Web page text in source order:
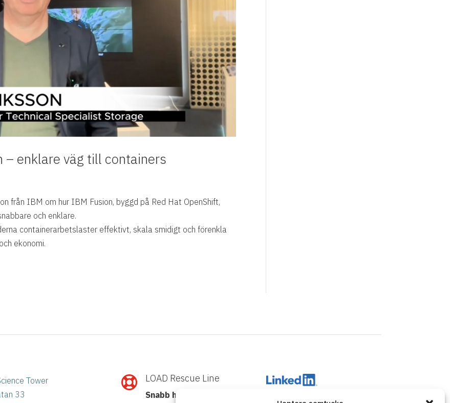
– enklare väg till containers
från IBM om hur IBM Fusion, byggd på Red Hat OpenShift,
och enklare.
containerarbetslaster effektivt, skala smidigt och förenkla
ekonomi.
Tower
33
 LOAD Rescue Line
Snabb hjälp med IBM